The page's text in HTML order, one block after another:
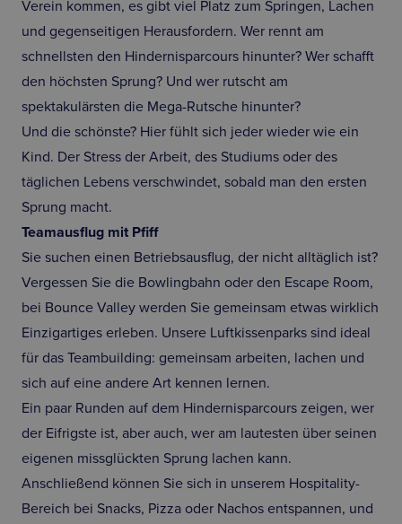
Verein kommen, es gibt viel Platz zum Springen, Lachen
und gegenseitigen Herausfordern. Wer rennt am
schnellsten den Hindernisparcours hinunter? Wer schafft
den höchsten Sprung? Und wer rutscht am
spektakulärsten die Mega-Rutsche hinunter?
Und die schönste? Hier fühlt sich jeder wieder wie ein
Kind. Der Stress der Arbeit, des Studiums oder des
täglichen Lebens verschwindet, sobald man den ersten
Sprung macht.
Teamausflug mit Pfiff
Sie suchen einen Betriebsausflug, der nicht alltäglich ist?
Vergessen Sie die Bowlingbahn oder den Escape Room,
bei Bounce Valley werden Sie gemeinsam etwas wirklich
Einzigartiges erleben. Unsere Luftkissenparks sind ideal
für das Teambuilding: gemeinsam arbeiten, lachen und
sich auf eine andere Art kennen lernen.
Ein paar Runden auf dem Hindernisparcours zeigen, wer
der Eifrigste ist, aber auch, wer am lautesten über seinen
eigenen missglückten Sprung lachen kann.
Anschließend können Sie sich in unserem Hospitality-
Bereich bei Snacks, Pizza oder Nachos entspannen, und